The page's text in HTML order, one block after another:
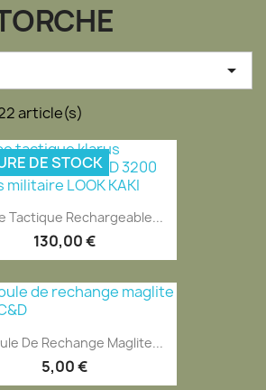

article(s)
Tactique Rechargeable...
130,00 €
DE STOCK
De Rechange Maglite...
5,00 €